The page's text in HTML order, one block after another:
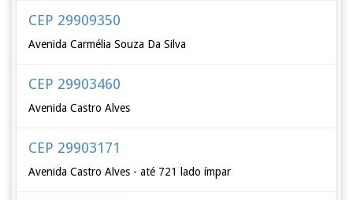
CEP 29909350
Avenida Carmélia Souza Da Silva
CEP 29903460
Avenida Castro Alves
CEP 29903171
Avenida Castro Alves - até 721 lado ímpar